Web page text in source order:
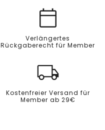
Verlängertes
Rückgaberecht für Member
Kostenfreier Versand für
Member ab 29€